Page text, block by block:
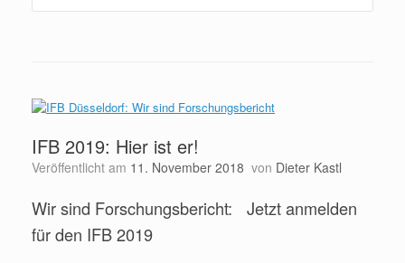
IFB 2019: Hier ist er!
Veröffentlicht am 11. November 2018 von Dieter Kastl
Wir sind Forschungsbericht: Jetzt anmelden
für den IFB 2019